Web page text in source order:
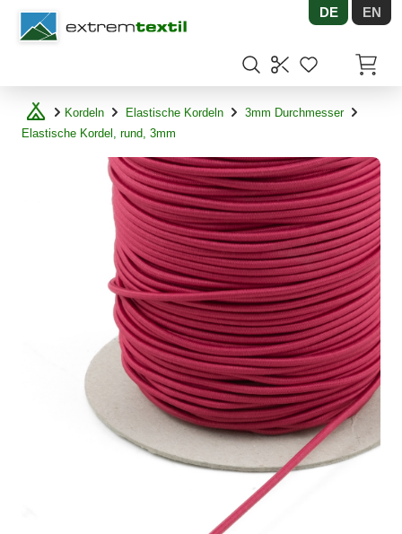
Shopware DE EN
Kordeln Elastische Kordeln
3mm Durchmesser
Elastische Kordel, rund, 3mm